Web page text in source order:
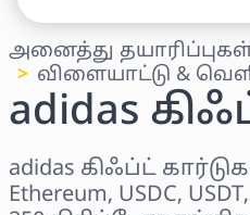
அனைத்து
விளையாட்டு &
adidas
adidas கிஃப்ட்
Ethereum, USDC,